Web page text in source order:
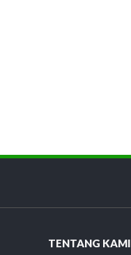
TENTANG KAMI